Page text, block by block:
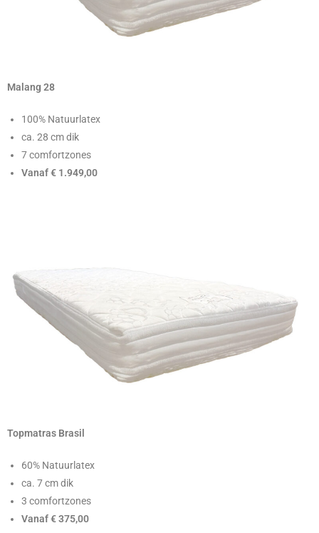
Malang 28
100% Natuurlatex
ca. 28 cm dik
7 comfortzones
Vanaf € 1.949,00
Topmatras Brasil
60% Natuurlatex
ca. 7 cm dik
3 comfortzones
Vanaf € 375,00